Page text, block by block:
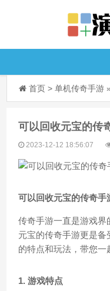
首页 >单机传奇手游
可以回收元宝的传
2023-12-12 18:56:07
可以回收元宝的传奇手
传奇手游一直是游戏界
元宝的传奇手游更是
的特点和玩法，带您一
1. 游戏特点